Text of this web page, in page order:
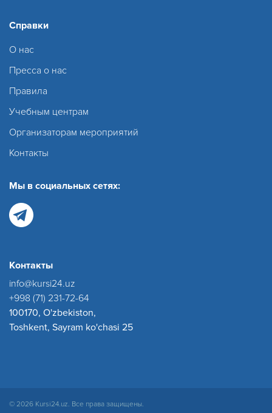
Справки
О нас
Пресса о нас
Правила
Учебным центрам
Организаторам мероприятий
Контакты
Мы в социальных сетях:
Контакты
info@kursi24.uz
+998 (71) 231-72-64
100170, O'zbekiston,
Toshkent, Sayram ko'chasi 25
© 2026 Kursi24.uz. Все права защищены.